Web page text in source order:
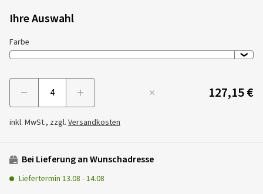
Ihre Auswahl
Farbe
127,15 €
inkl. MwSt., zzgl. Versandkosten
Bei Lieferung an Wunschadresse
Liefertermin 13.08 -14.08